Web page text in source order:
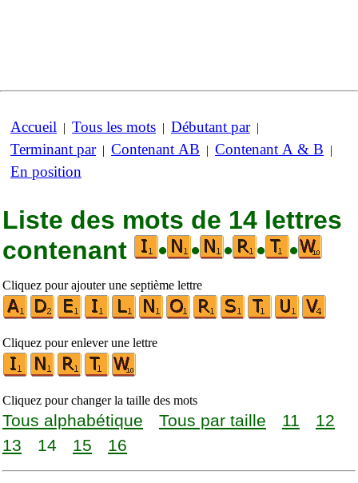
Accueil | Tous les mots | Débutant par|
Terminant par| Contenant AB | Contenant A & B |
En position
Liste des mots de 14 lettres
contenant
• • • • •
Cliquez pour ajouter une septième lettre
Cliquez pour enlever une lettre
Cliquez pour changer la taille des mots
Tous alphabétique Tous par taille 11
12
13
14 15 16